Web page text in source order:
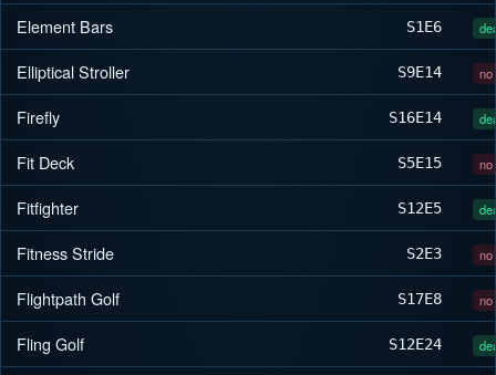
Element Bars S1E6
Elliptical Stroller S9E14 no
Firefly S16E14
Fit Deck S5E15 no
Fitfighter S12E5
Fitness Stride S2E3 no
Flightpath Golf S17E8 no
Fling Golf S12E24